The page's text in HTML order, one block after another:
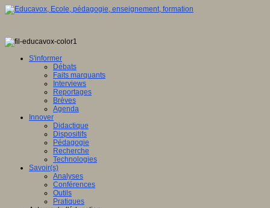
S'informer
Débats
Faits marquants
Interviews
Reportages
Brèves
Agenda
Innover
Didactique
Dispositifs
Pédagogie
Recherche
Technologies
Savoir(s)
Analyses
Conférences
Outils
Pratiques